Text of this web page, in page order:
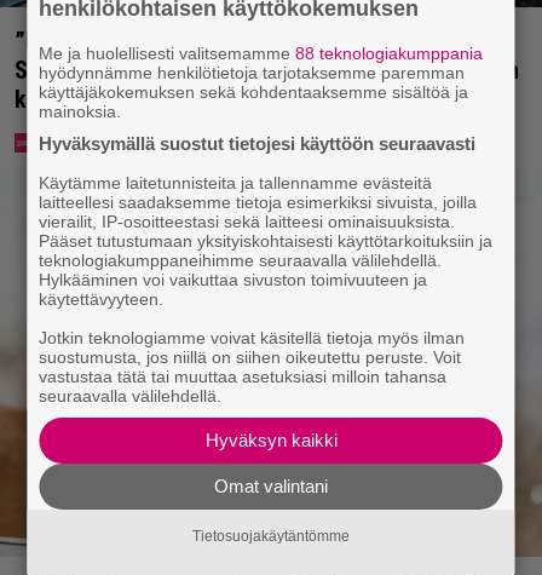
”Mitä isompi vehje, sen paremmin kulkee” –
Susanna Penttilä suuntasi Bangbussinsa Helsingin
keskustaan
henkilökohtaisen käyttökokemuksen
Me ja huolellisesti valitsemamme88 teknologiakumppania
hyödynnämme henkilötietoja tarjotaksemme paremman
käyttäjäkokemuksen sekä kohdentaaksemme sisältöä ja
mainoksia.
Hyväksymällä suostut tietojesi käyttöön seuraavasti
Käytämme laitetunnisteita ja tallennamme evästeitä
laitteellesi saadaksemme tietoja esimerkiksi sivuista, joilla
vierailit, IP-osoitteestasi sekä laitteesi ominaisuuksista.
Pääset tutustumaan yksityiskohtaisesti käyttötarkoituksiin ja
teknologiakumppaneihimme seuraavalla välilehdellä.
Hylkääminen voi vaikuttaa sivuston toimivuuteen ja
käytettävyyteen.
Jotkin teknologiamme voivat käsitellä tietoja myös ilman
suostumusta, jos niillä on siihen oikeutettu peruste. Voit
vastustaa tätä tai muuttaa asetuksiasi milloin tahansa
seuraavalla välilehdellä.
Hyväksyn kaikki
Omat valintani
Tietosuojakäytäntömme